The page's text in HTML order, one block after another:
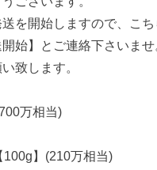
を開始しますので、こち
始】とご連絡下さいませ
致します。
万相当)
】(210万相当)